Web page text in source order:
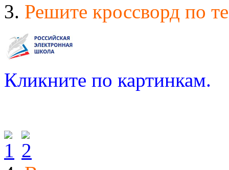
3. Решите кроссворд по
Кликните по картинкам.